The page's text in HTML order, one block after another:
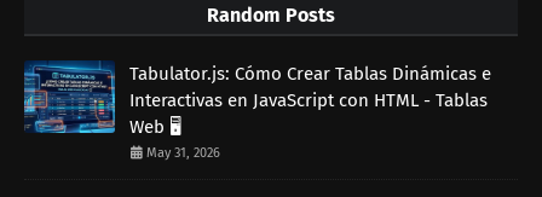
Random Posts
Tabulator.js: Cómo Crear Tablas Dinámicas e
Interactivas en JavaScript con HTML - Tablas
Web 🖥️
May 31, 2026